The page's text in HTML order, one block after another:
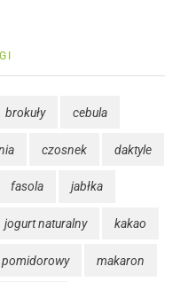
brokuły cebula
czosnek daktyle
fasola jabłka
jogurt naturalny kakao
makaron